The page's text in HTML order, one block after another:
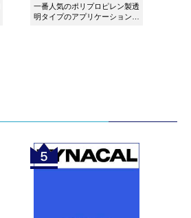
一番人気のポリプロピレン製透
明タイプのアプリケーションで